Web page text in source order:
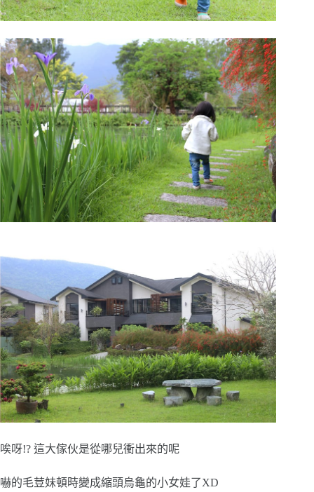
唉呀!? 這大傢伙是從哪兒衝出來的呢
嚇的毛荳妹頓時變成縮頭烏龜的小女娃了XD